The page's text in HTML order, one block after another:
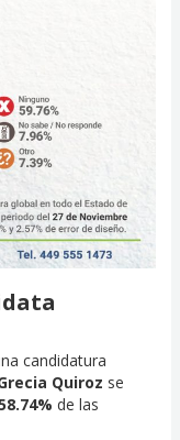
candidatura
Quiroz se
de las